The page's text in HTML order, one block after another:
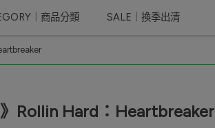
｜商品分類 SALE｜換季出清
》Rollin Hard：Heartbreaker